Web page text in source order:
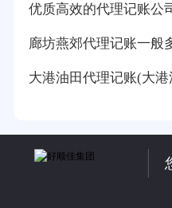
优质高效的代理记账公
廊坊燕郊代理记账一般
大港油田代理记账(大